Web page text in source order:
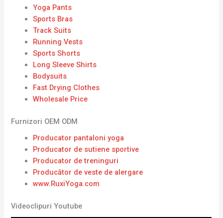
Yoga Pants
Sports Bras
Track Suits
Running Vests
Sports Shorts
Long Sleeve Shirts
Bodysuits
Fast Drying Clothes
Wholesale Price
Furnizori OEM ODM
Producator pantaloni yoga
Producator de sutiene sportive
Producator de treninguri
Producător de veste de alergare
www.RuxiYoga.com
Videoclipuri Youtube